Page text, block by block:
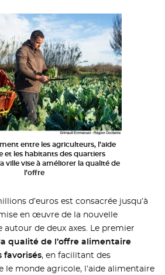
entre les agriculteurs, l’aide
et les habitants des quartiers
ville vise à améliorer la qualité de
l’offre
d’euros est consacrée jusqu’à
en œuvre de la nouvelle
autour de deux axes. Le premier
qualité de l’offre alimentaire
favorisés, en facilitant des
le monde agricole, l’aide alimentaire